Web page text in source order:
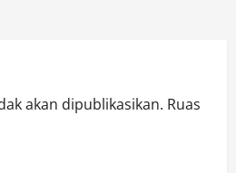
akan dipublikasikan. Ruas